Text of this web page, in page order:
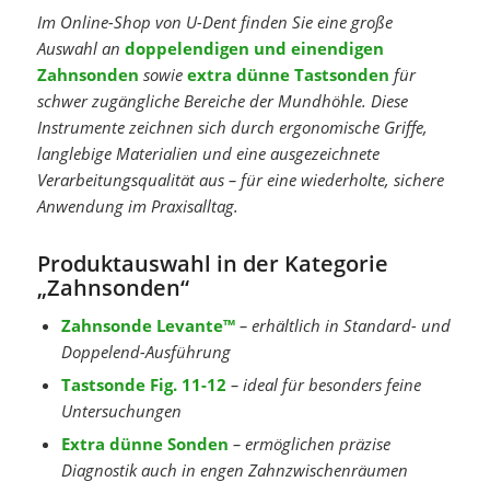
Im Online-Shop von U-Dent finden Sie eine große
Auswahl an doppelendigen und einendigen
Zahnsonden sowie extra dünne Tastsonden für
schwer zugängliche Bereiche der Mundhöhle. Diese
Instrumente zeichnen sich durch ergonomische Griffe,
langlebige Materialien und eine ausgezeichnete
Verarbeitungsqualität aus – für eine wiederholte, sichere
Anwendung im Praxisalltag.
Produktauswahl in der Kategorie
„Zahnsonden“
Zahnsonde Levante™– erhältlich in Standard- und
Doppelend-Ausführung
Tastsonde Fig. 11-12 – ideal für besonders feine
Untersuchungen
Extra dünne Sonden – ermöglichen präzise
Diagnostik auch in engen Zahnzwischenräumen